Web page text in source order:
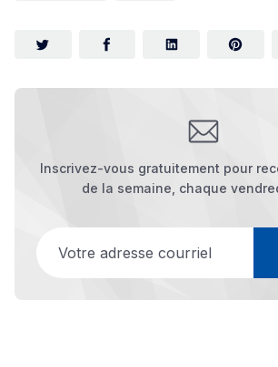
Inscrivez-vous gratuitement pour
de la semaine, chaque